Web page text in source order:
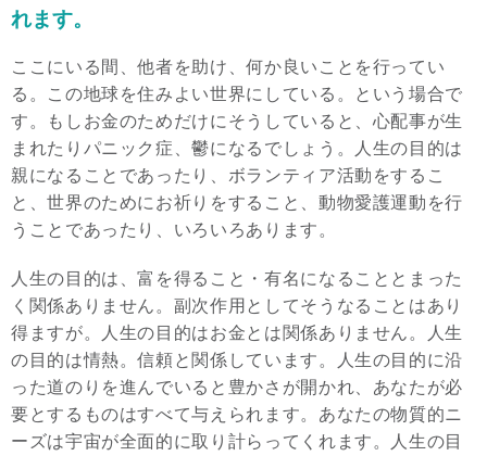
れます。
ここにいる間、他者を助け、何か良いことを行ってい
る。この地球を住みよい世界にしている。という場合で
す。もしお金のためだけにそうしていると、心配事が生
まれたりパニック症、鬱になるでしょう。人生の目的は
親になることであったり、ボランティア活動をするこ
と、世界のためにお祈りをすること、動物愛護運動を行
うことであったり、いろいろあります。
人生の目的は、富を得ること・有名になることとまった
く関係ありません。副次作用としてそうなることはあり
得ますが。人生の目的はお金とは関係ありません。人生
の目的は情熱。信頼と関係しています。人生の目的に沿
った道のりを進んでいると豊かさが開かれ、あなたが必
要とするものはすべて与えられます。あなたの物質的ニ
ーズは宇宙が全面的に取り計らってくれます。人生の目